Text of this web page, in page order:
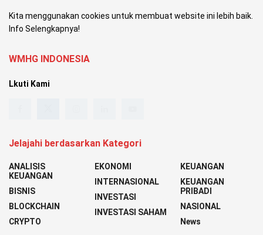
Kita menggunakan cookies untuk membuat website ini lebih baik.
Info Selengkapnya!
WMHG INDONESIA
Lkuti Kami
Jelajahi berdasarkan Kategori
ANALISIS
KEUANGAN
BISNIS
BLOCKCHAIN
CRYPTO
EKONOMI
INTERNASIONAL
INVESTASI
INVESTASI SAHAM
KEUANGAN
KEUANGAN
PRIBADI
NASIONAL
News